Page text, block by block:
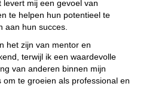
levert mij een gevoel van
te helpen hun potentieel te
aan hun succes.
het zijn van mentor en
terwijl ik een waardevolle
van anderen binnen mijn
te groeien als professional en